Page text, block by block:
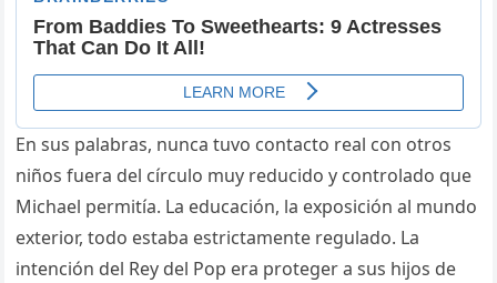
En sus palabras, nunca tuvo contacto real con otros
niños fuera del círculo muy reducido y controlado que
Michael permitía. La educación, la exposición al mundo
exterior, todo estaba estrictamente regulado. La
intención del Rey del Pop era proteger a sus hijos de